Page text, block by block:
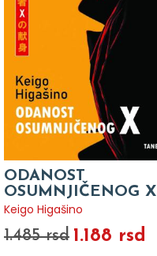
ODANOST
OSUMNJIČENOG X
Keigo Higašino
1.485 rsd 1.188 rsd